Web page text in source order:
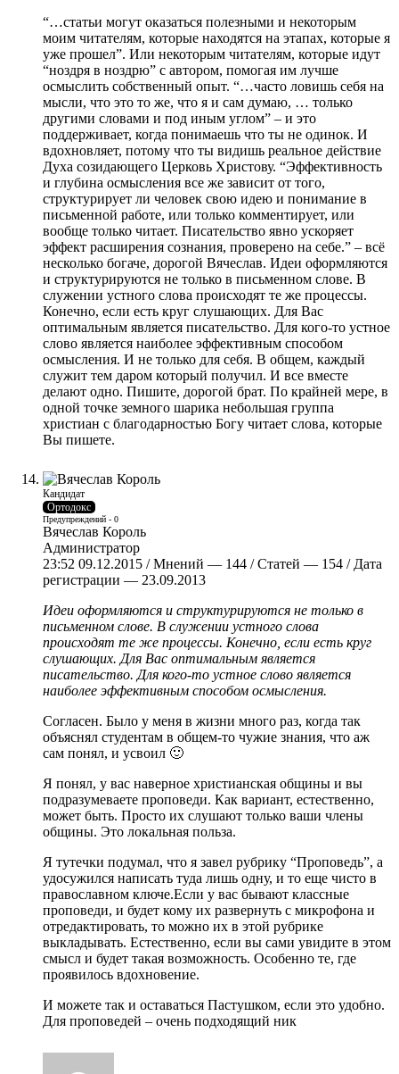
“…статьи могут оказаться полезными и некоторым
моим читателям, которые находятся на этапах, которые я
уже прошел”. Или некоторым читателям, которые идут
“ноздря в ноздрю” с автором, помогая им лучше
осмыслить собственный опыт. “…часто ловишь себя на
мысли, что это то же, что я и сам думаю, … только
другими словами и под иным углом” – и это
поддерживает, когда понимаешь что ты не одинок. И
вдохновляет, потому что ты видишь реальное действие
Духа созидающего Церковь Христову. “Эффективность
и глубина осмысления все же зависит от того,
структурирует ли человек свою идею и понимание в
письменной работе, или только комментирует, или
вообще только читает. Писательство явно ускоряет
эффект расширения сознания, проверено на себе.” – всё
несколько богаче, дорогой Вячеслав. Идеи оформляются
и структурируются не только в письменном слове. В
служении устного слова происходят те же процессы.
Конечно, если есть круг слушающих. Для Вас
оптимальным является писательство. Для кого-то устное
слово является наиболее эффективным способом
осмысления. И не только для себя. В общем, каждый
служит тем даром который получил. И все вместе
делают одно. Пишите, дорогой брат. По крайней мере, в
одной точке земного шарика небольшая группа
христиан с благодарностью Богу читает слова, которые
Вы пишете.
Кандидат
Ортодокс
Предупреждений - 0
Вячеслав Король
Администратор
23:52 09.12.2015 / Мнений — 144 / Статей — 154 / Дата
регистрации — 23.09.2013
Идеи оформляются и структурируются не только в
письменном слове. В служении устного слова
происходят те же процессы. Конечно, если есть круг
слушающих. Для Вас оптимальным является
писательство. Для кого-то устное слово является
наиболее эффективным способом осмысления.
Согласен. Было у меня в жизни много раз, когда так
объяснял студентам в общем-то чужие знания, что аж
сам понял, и усвоил 🙂
Я понял, у вас наверное христианская общины и вы
подразумеваете проповеди. Как вариант, естественно,
может быть. Просто их слушают только ваши члены
общины. Это локальная польза.
Я тутечки подумал, что я завел рубрику “Проповедь”, а
удосужился написать туда лишь одну, и то еще чисто в
православном ключе.Если у вас бывают классные
проповеди, и будет кому их развернуть с микрофона и
отредактировать, то можно их в этой рубрике
выкладывать. Естественно, если вы сами увидите в этом
смысл и будет такая возможность. Особенно те, где
проявилось вдохновение.
И можете так и оставаться Пастушком, если это удобно.
Для проповедей – очень подходящий ник